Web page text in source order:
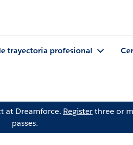
trayectoria profesional
at Dreamforce. Registerthree or
passes.